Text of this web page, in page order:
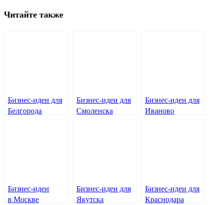
Читайте также
Бизнес-идеи для
Белгорода
Бизнес-идеи для
Смоленска
Бизнес-идеи для
Иваново
Бизнес-идеи
в Москве
Бизнес-идеи для
Якутска
Бизнес-идеи для
Краснодара